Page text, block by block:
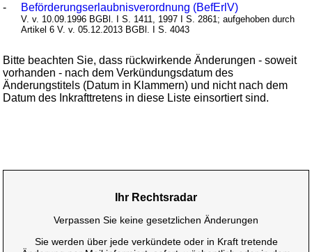
- Beförderungserlaubnisverordnung (BefErlV)
V. v. 10.09.1996 BGBl. I S. 1411, 1997 I S. 2861; aufgehoben durch
Artikel 6 V. v. 05.12.2013 BGBl. I S. 4043
Bitte beachten Sie, dass rückwirkende Änderungen - soweit
vorhanden - nach dem Verkündungsdatum des
Änderungstitels (Datum in Klammern) und nicht nach dem
Datum des Inkrafttretens in diese Liste einsortiert sind.
Ihr Rechtsradar
Verpassen Sie keine gesetzlichen Änderungen
Sie werden über jede verkündete oder in Kraft tretende